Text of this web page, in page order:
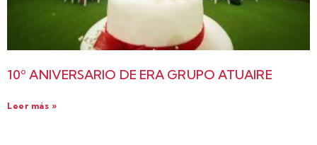
10º ANIVERSARIO DE ERA GRUPO ATUAIRE
Leer más »